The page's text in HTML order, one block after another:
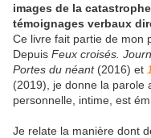
images de la
témoignages verbaux
Ce livre fait partie de mon
Depuis Feux croisés.
Portes du néant(2016) et
(2019), je donne la parole
personnelle, intime, est
Je relate la manière dont